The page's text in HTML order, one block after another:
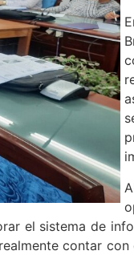
el sistema de
contar